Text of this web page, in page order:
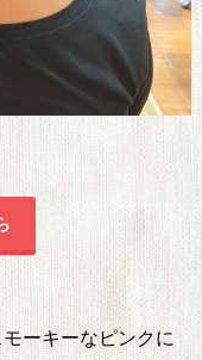
ーキーなピンクに